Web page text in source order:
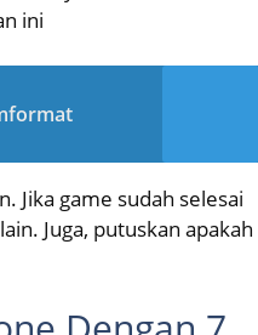
ini
Jika game sudah selesai
Juga, putuskan apakah